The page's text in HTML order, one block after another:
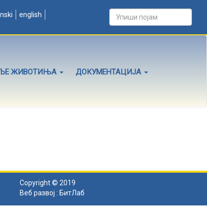
english
ЖИВОТИЊА ДОКУМЕНТАЦИЈА
Copyright © 2019
Веб развој : БитЛаб